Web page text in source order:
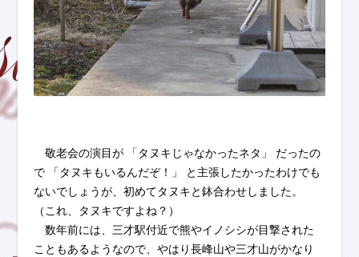
敬老会の演目が 「タヌキじゃなかったネタ」 だったの
で 「タヌキもいるんだぞ！」 と主張したかったわけでも
ないでしょうが、初めてタヌキと鉢合わせしました。
（これ、タヌキですよね？）
数年前には、三才駅付近で熊やイノシシが目撃された
こともあるようなので、やはり長峰山や三才山がかなり